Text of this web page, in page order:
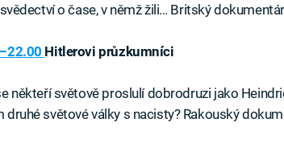
o čase, v němž žili… Britský
Hitlerovi průzkumníci
někteří světově proslulí dobrodruzi jako
druhé světové války s nacisty? Rakouský